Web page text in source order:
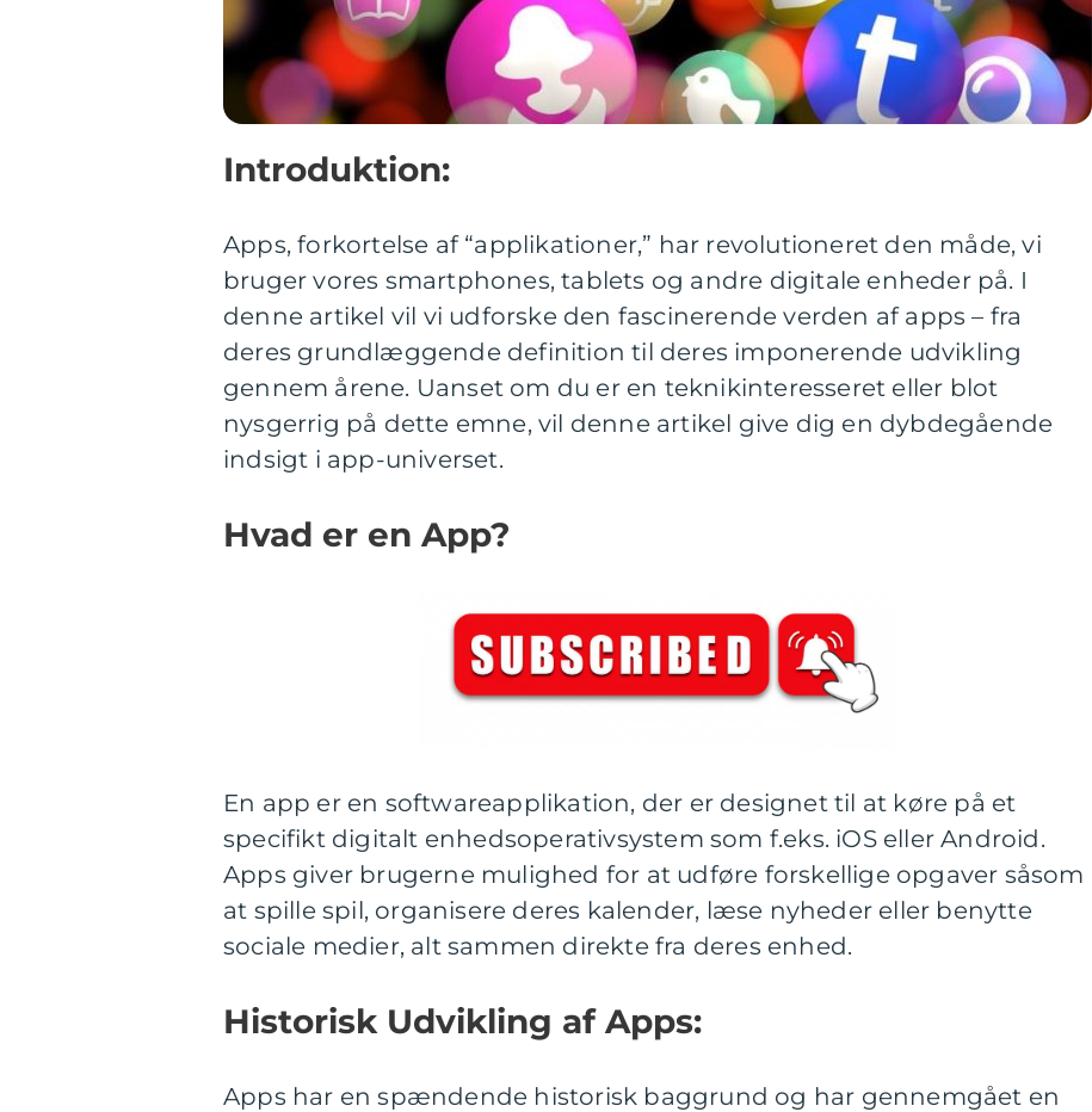
Introduktion:
Apps, forkortelse af “applikationer,” har revolutioneret den måde, vi
bruger vores smartphones, tablets og andre digitale enheder på. I
denne artikel vil vi udforske den fascinerende verden af apps – fra
deres grundlæggende definition til deres imponerende udvikling
gennem årene. Uanset om du er en teknikinteresseret eller blot
nysgerrig på dette emne, vil denne artikel give dig en dybdegående
indsigt i app-universet.
Hvad er en App?
En app er en softwareapplikation, der er designet til at køre på et
specifikt digitalt enhedsoperativsystem som f.eks. iOS eller Android.
Apps giver brugerne mulighed for at udføre forskellige opgaver såsom
at spille spil, organisere deres kalender, læse nyheder eller benytte
sociale medier, alt sammen direkte fra deres enhed.
Historisk Udvikling af Apps:
Apps har en spændende historisk baggrund og har gennemgået en